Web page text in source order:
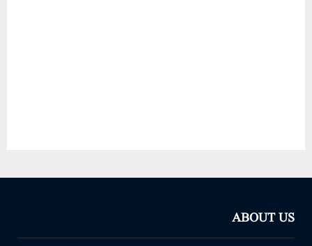
ABOUT US